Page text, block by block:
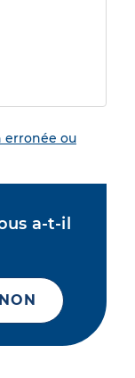
erronée ou
a-t-il
NON